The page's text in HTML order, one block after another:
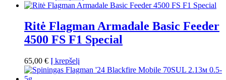
Ritė Flagman Armadale Basic Feeder
4500 FS F1 Special
65,00 € Į krepšelį